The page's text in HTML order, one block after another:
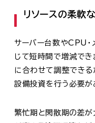
リソースの柔軟
サーバー台数やCPU・
じて短時間で増減でき
に合わせて調整できる
設備投資を行う必要が
繁忙期と閑散期の差が